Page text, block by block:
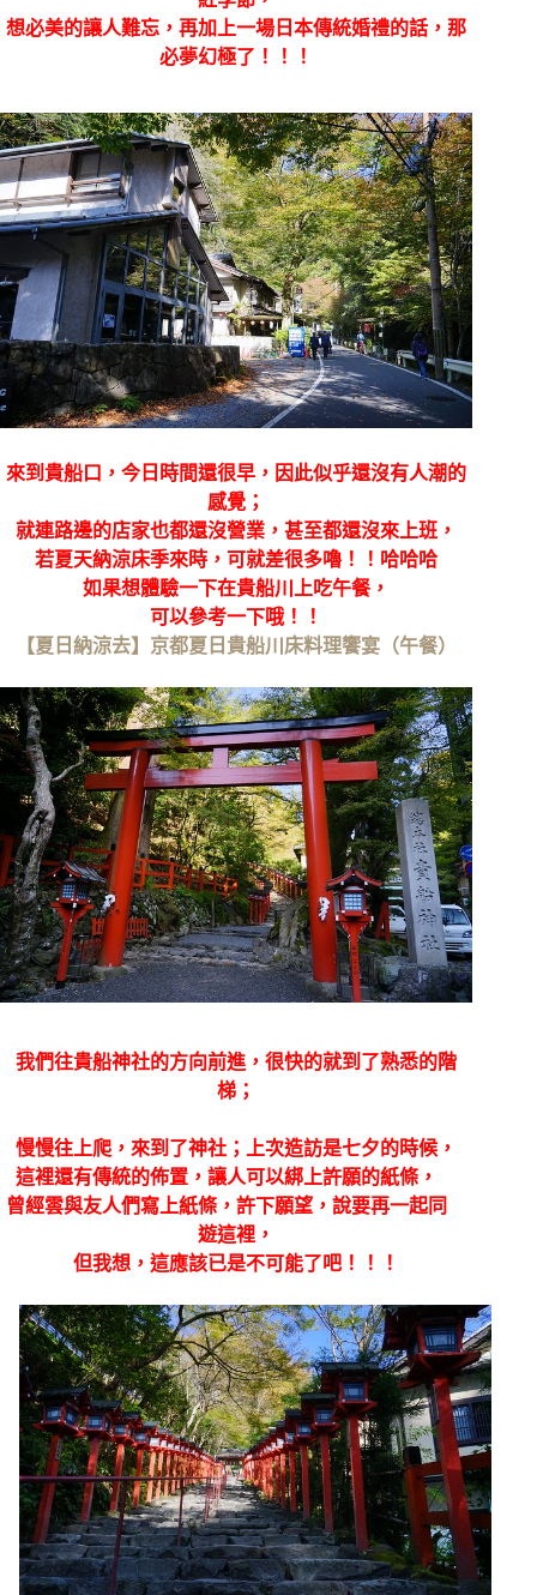
想必美的讓人難忘，再加上一場日本傳統婚禮的話，那
必夢幻極了！！！
來到貴船口，今日時間還很早，因此似乎還沒有人潮的
感覺；
就連路邊的店家也都還沒營業，甚至都還沒來上班，
若夏天納涼床季來時，可就差很多嚕！！哈哈哈
如果想體驗一下在貴船川上吃午餐，
可以參考一下哦！！
【夏日納涼去】京都夏日貴船川床料理饗宴（午餐）
我們往貴船神社的方向前進，很快的就到了熟悉的階
梯；
慢慢往上爬，來到了神社；上次造訪是七夕的時候，
這裡還有傳統的佈置，讓人可以綁上許願的紙條，
曾經雲與友人們寫上紙條，許下願望，說要再一起同
遊這裡，
但我想，這應該已是不可能了吧！！！